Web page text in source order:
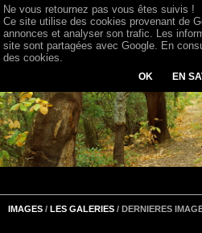
IMAGES / LES GALERIES / DERNIERES
Ne vous retournez pas vous êtes suivis !
Ce site utilise des cookies provenant de
annonces et analyser son trafic. Les
site sont partagées avec Google. En
des cookies.
OK EN